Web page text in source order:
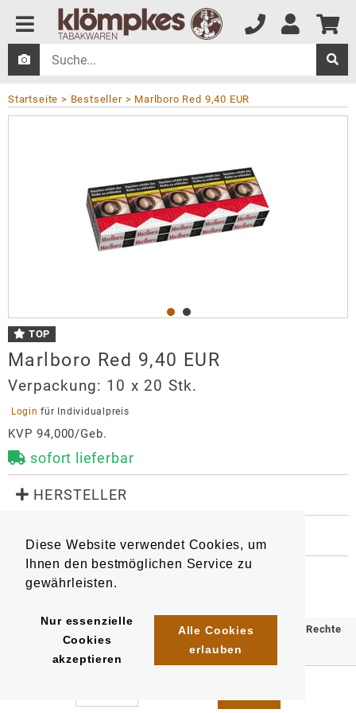
Diese Website verwendet Cookies, um
Ihnen den bestmöglichen Service zu
gewährleisten.
Nur essenzielle
Cookies
akzeptieren
Alle Cookies
erlauben
Startseite Bestseller Marlboro Red 9,40 EUR
TOP
Marlboro Red 9,40 EUR
Verpackung: 10 x 20 Stk.
Login für Individualpreis
KVP 94,000/Geb.
sofort lieferbar
HERSTELLER
Hersteller
Philip Morris GmbH
Am Haag 14
auftrag.philipmorris@pmi.com
https://www.pmi.com/markets/germany/de/
Artikel 1836 EAN/ Stück 42465959
EAN/Gebinde10:
4023500757119
EAN/Umkarton250
© 2025 Klömpkes Heinrich Inh. Marion Winkels e.K. Alle Rechte
vorbehalten.